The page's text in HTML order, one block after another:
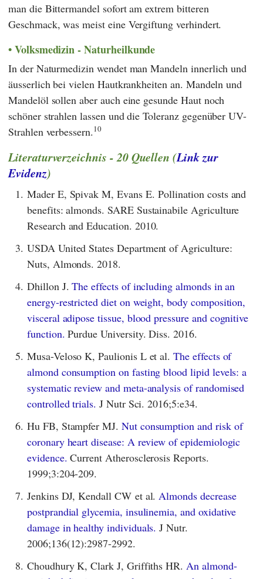
man die Bittermandel sofort am extrem bitteren
Geschmack, was meist eine Vergiftung verhindert.
Volksmedizin - Naturheilkunde
In der Naturmedizin wendet man Mandeln innerlich und
äusserlich bei vielen Hautkrankheiten an. Mandeln und
Mandelöl sollen aber auch eine gesunde Haut noch
schöner strahlen lassen und die Toleranz gegenüber UV-
Strahlen verbessern.10
Literaturverzeichnis - 20 Quellen (Link zur
Evidenz)
1. Mader E, Spivak M, Evans E. Pollination costs and
benefits: almonds. SARE Sustainabile Agriculture
Research and Education. 2010.
3. USDA United States Department of Agriculture:
Nuts, Almonds. 2018.
4. Dhillon J.The effects of including almonds in an
energy-restricted diet on weight, body composition,
visceral adipose tissue, blood pressure and cognitive
function. Purdue University. Diss. 2016.
5. Musa-Veloso K, Paulionis L et al.The effects of
almond consumption on fasting blood lipid levels: a
systematic review and meta-analysis of randomised
controlled trials. J Nutr Sci. 2016;5:e34.
6. Hu FB, Stampfer MJ. Nut consumption and risk of
coronary heart disease: A review of epidemiologic
evidence. Current Atherosclerosis Reports.
1999;3:204-209.
7. Jenkins DJ, Kendall CW et al.Almonds decrease
postprandial glycemia, insulinemia, and oxidative
damage in healthy individuals. J Nutr.
2006;136(12):2987-2992.
8. Choudhury K, Clark J, Griffiths HR.An almond-